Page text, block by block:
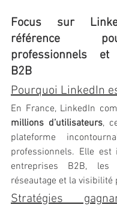
Focus sur
référence
professionnels et
B2B
Pourquoi LinkedIn
En France, LinkedIn
millions d’utilisateurs,
plateforme
professionnels. Elle est
entreprises B2B, les
réseautage et la visibilité
Stratégies